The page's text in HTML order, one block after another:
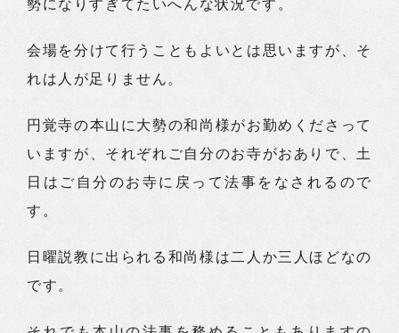
勢になりすぎてたいへんな状況です。
会場を分けて行うこともよいとは思いますが、そ
れは人が足りません。
円覚寺の本山に大勢の和尚様がお勤めくださって
いますが、それぞれご自分のお寺がおありで、土
日はご自分のお寺に戻って法事をなされるので
す。
日曜説教に出られる和尚様は二人か三人ほどなの
です。